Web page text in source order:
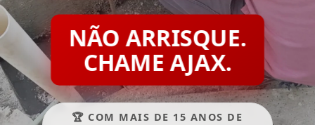
NÃO ARRISQUE.
CHAME AJAX.
🏆 COM MAIS DE 15 ANOS DE